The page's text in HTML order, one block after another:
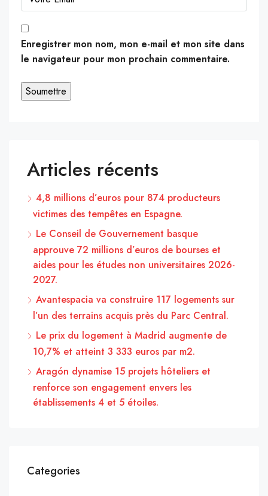
Enregistrer mon nom, mon e-mail et mon site dans
le navigateur pour mon prochain commentaire.
Articles récents
4,8 millions d’euros pour 874 producteurs
victimes des tempêtes en Espagne.
Le Conseil de Gouvernement basque
approuve 72 millions d’euros de bourses et
aides pour les études non universitaires 2026-
2027.
Avantespacia va construire 117 logements sur
l’un des terrains acquis près du Parc Central.
Le prix du logement à Madrid augmente de
10,7% et atteint 3 333 euros par m2.
Aragón dynamise 15 projets hôteliers et
renforce son engagement envers les
établissements 4 et 5 étoiles.
Categories